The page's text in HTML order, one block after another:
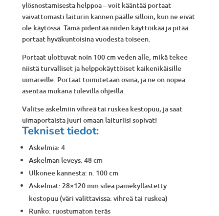
ylösnostamisesta helppoa – voit kääntää portaat
vaivattomasti laiturin kannen päälle silloin, kun ne eivät
ole käytössä. Tämä pidentää niiden käyttöikää ja pitää
portaat hyväkuntoisina vuodesta toiseen.
Portaat ulottuvat noin 100 cm veden alle, mikä tekee
niistä turvalliset ja helppokäyttöiset kaikenikäisille
uimareille. Portaat toimitetaan osina, ja ne on nopea
asentaa mukana tulevilla ohjeilla.
Valitse askelmiin vihreä tai ruskea kestopuu, ja saat
uimaportaista juuri omaan laituriisi sopivat!
Tekniset tiedot:
Askelmia: 4
Askelman leveys: 48 cm
Ulkonee kannesta: n. 100 cm
Askelmat: 28×120 mm sileä painekyllästetty
kestopuu (väri valittavissa: vihreä tai ruskea)
Runko: ruostumaton teräs